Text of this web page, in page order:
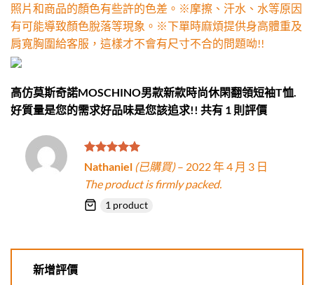
照片和商品的顏色有些許的色差。※摩擦、汗水、水等原因
有可能導致顏色脫落等現象。※下單時麻煩提供身高體重及
肩寬胸圍給客服，這樣才不會有尺寸不合的問題呦!!
高仿莫斯奇諾MOSCHINO男款新款時尚休閑翻領短袖T恤.
好質量是您的需求好品味是您該追求!! 共有 1 則評價
評分5滿
分 5
Nathaniel (已購買) – 2022 年 4 月 3 日
The product is firmly packed.
1 product
新增評價